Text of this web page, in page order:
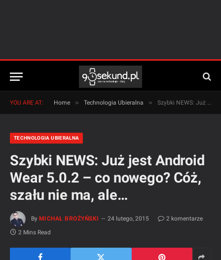
YOU ARE AT: Home » Technologia Ubieralna » Szybki NEWS: Już jest Android Wear 5.0.2 – co nowego? Cóż, szału nie ma, ale…
TECHNOLOGIA UBIERALNA
Szybki NEWS: Już jest Android
Wear 5.0.2 – co nowego? Cóż,
szału nie ma, ale…
By MICHAŁ BROŻYŃSKI 24 lutego, 2015
2 komentarze
2 Mins Read